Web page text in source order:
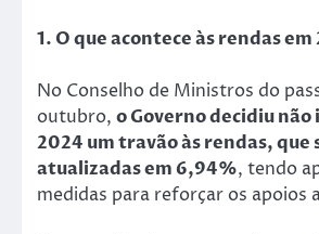
1. O que acontece às rendas em
No Conselho de Ministros do
outubro, o Governo decidiu não
2024 um travão às rendas, que
atualizadas em 6,94%, tendo
medidas para reforçar os apoios